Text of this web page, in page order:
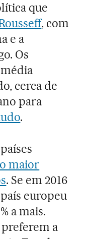
que
, com
e a
Os
cerca de
para
.
maior
. Se em 2016
europeu
a mais.
a